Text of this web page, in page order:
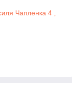
Чапленка 4 ,